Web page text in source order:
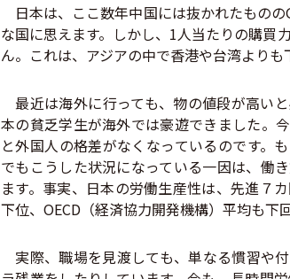
日本は、ここ数年中国には抜かれたもの
な国に思えます。しかし、1人当たりの購買
ん。これは、アジアの中で香港や台湾よりも
最近は海外に行っても、物の値段が高い
本の貧乏学生が海外では豪遊できました。
と外国人の格差がなくなっているのです。
でもこうした状況になっている一因は、働
ます。事実、日本の労働生産性は、先進７
下位、OECD（経済協力開発機構）平均も下回
実際、職場を見渡しても、単なる慣習や